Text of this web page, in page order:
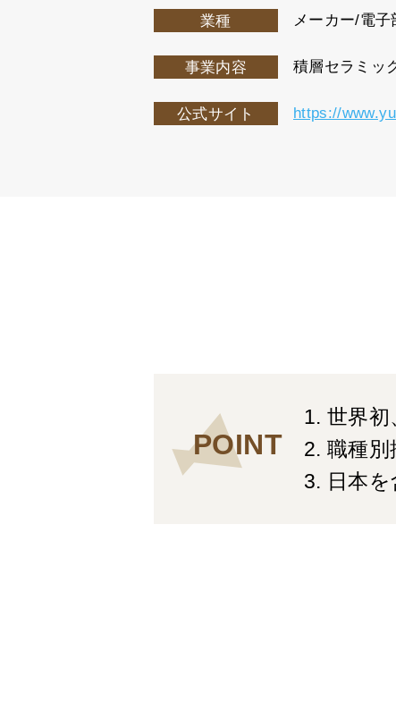
業種 メーカー/電子
事業内容 積層セラミッ
公式サイト https://
POINT
1. 世界
2. 職種
3. 日本